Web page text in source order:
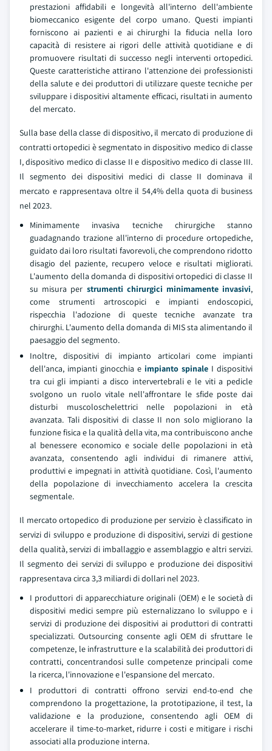
prestazioni affidabili e longevità all'interno dell'ambiente
biomeccanico esigente del corpo umano. Questi impianti
forniscono ai pazienti e ai chirurghi la fiducia nella loro
capacità di resistere ai rigori delle attività quotidiane e di
promuovere risultati di successo negli interventi ortopedici.
Queste caratteristiche attirano l'attenzione dei professionisti
della salute e dei produttori di utilizzare queste tecniche per
sviluppare i dispositivi altamente efficaci, risultati in aumento
del mercato.
Sulla base della classe di dispositivo, il mercato di produzione di
contratti ortopedici è segmentato in dispositivo medico di classe
I, dispositivo medico di classe II e dispositivo medico di classe III.
Il segmento dei dispositivi medici di classe II dominava il
mercato e rappresentava oltre il 54,4% della quota di business
nel 2023.
Minimamente invasiva tecniche chirurgiche stanno
guadagnando trazione all'interno di procedure ortopediche,
guidato dai loro risultati favorevoli, che comprendono ridotto
disagio del paziente, recupero veloce e risultati migliorati.
L'aumento della domanda di dispositivi ortopedici di classe II
su misura per strumenti chirurgici minimamente invasivi,
come strumenti artroscopici e impianti endoscopici,
rispecchia l'adozione di queste tecniche avanzate tra
chirurghi. L'aumento della domanda di MIS sta alimentando il
paesaggio del segmento.
Inoltre, dispositivi di impianto articolari come impianti
dell'anca, impianti ginocchia e impianto spinale I dispositivi
tra cui gli impianti a disco intervertebrali e le viti a pedicle
svolgono un ruolo vitale nell'affrontare le sfide poste dai
disturbi muscoloschelettrici nelle popolazioni in età
avanzata. Tali dispositivi di classe II non solo migliorano la
funzione fisica e la qualità della vita, ma contribuiscono anche
al benessere economico e sociale delle popolazioni in età
avanzata, consentendo agli individui di rimanere attivi,
produttivi e impegnati in attività quotidiane. Così, l'aumento
della popolazione di invecchiamento accelera la crescita
segmentale.
Il mercato ortopedico di produzione per servizio è classificato in
servizi di sviluppo e produzione di dispositivi, servizi di gestione
della qualità, servizi di imballaggio e assemblaggio e altri servizi.
Il segmento dei servizi di sviluppo e produzione dei dispositivi
rappresentava circa 3,3 miliardi di dollari nel 2023.
I produttori di apparecchiature originali (OEM) e le società di
dispositivi medici sempre più esternalizzano lo sviluppo e i
servizi di produzione dei dispositivi ai produttori di contratti
specializzati. Outsourcing consente agli OEM di sfruttare le
competenze, le infrastrutture e la scalabilità dei produttori di
contratti, concentrandosi sulle competenze principali come
la ricerca, l'innovazione e l'espansione del mercato.
I produttori di contratti offrono servizi end-to-end che
comprendono la progettazione, la prototipazione, il test, la
validazione e la produzione, consentendo agli OEM di
accelerare il time-to-market, ridurre i costi e mitigare i rischi
associati alla produzione interna.